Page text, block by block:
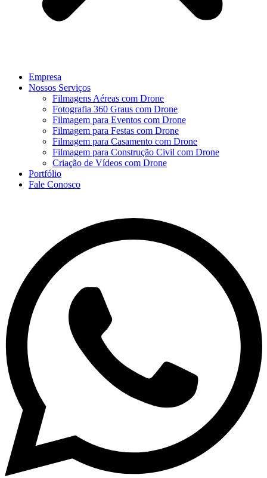
Empresa
Nossos Serviços
Filmagens Aéreas com Drone
Fotografia 360 Graus com Drone
Filmagem para Eventos com Drone
Filmagem para Festas com Drone
Filmagem para Casamento com Drone
Filmagem para Construção Civil com Drone
Criação de Vídeos com Drone
Portfólio
Fale Conosco